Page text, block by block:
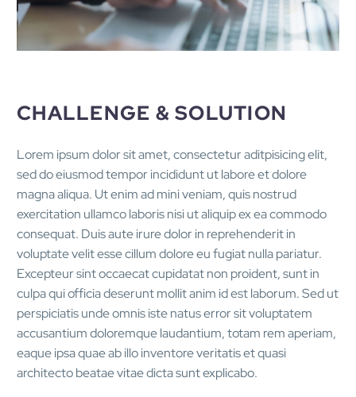
CHALLENGE & SOLUTION
Lorem ipsum dolor sit amet, consectetur aditpisicing elit,
sed do eiusmod tempor incididunt ut labore et dolore
magna aliqua. Ut enim ad mini veniam, quis nostrud
exercitation ullamco laboris nisi ut aliquip ex ea commodo
consequat. Duis aute irure dolor in reprehenderit in
voluptate velit esse cillum dolore eu fugiat nulla pariatur.
Excepteur sint occaecat cupidatat non proident, sunt in
culpa qui officia deserunt mollit anim id est laborum. Sed ut
perspiciatis unde omnis iste natus error sit voluptatem
accusantium doloremque laudantium, totam rem aperiam,
eaque ipsa quae ab illo inventore veritatis et quasi
architecto beatae vitae dicta sunt explicabo.